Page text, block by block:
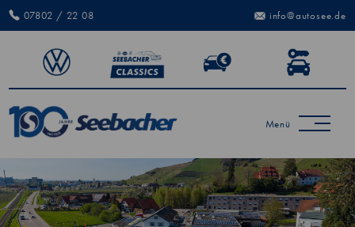
07802 / 22 08 info@autosee.de
Menü